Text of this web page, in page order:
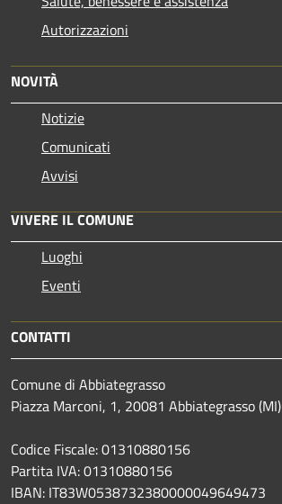
Autorizzazioni
NOVITÀ
Notizie
Comunicati
Avvisi
VIVERE IL COMUNE
Luoghi
Eventi
CONTATTI
Comune di Abbiategrasso
Piazza Marconi, 1, 20081 Abbiategrasso (MI)
Codice Fiscale: 01310880156
Partita IVA: 01310880156
IBAN: IT83W0538732380000049649473